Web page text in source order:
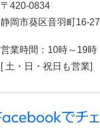
〒420-0834
静岡市葵区音羽町16-27
営業時間：10時～19時
[ 土・日・祝日も営業]